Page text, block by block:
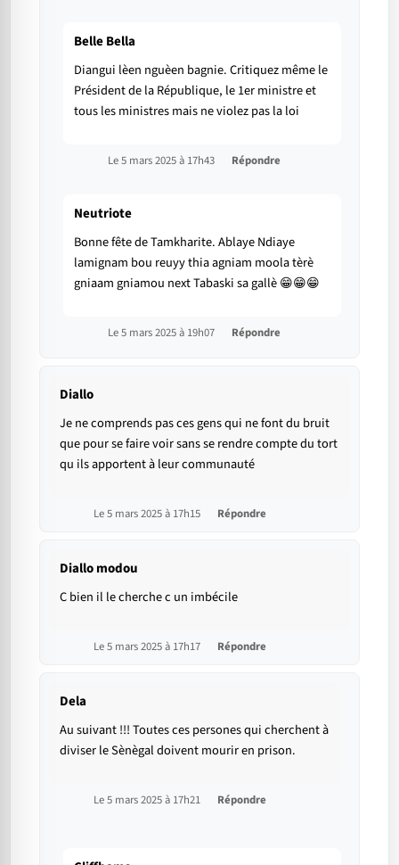
Belle Bella
Diangui lèen nguèen bagnie. Critiquez même le
Président de la République, le 1er ministre et
tous les ministres mais ne violez pas la loi
Le 5 mars 2025 à 17h43 Répondre
Neutriote
Bonne fête de Tamkharite. Ablaye Ndiaye
lamignam bou reuyy thia agniam moola tèrè
gniaam gniamou next Tabaski sa gallè 😁😁😁
Le 5 mars 2025 à 19h07 Répondre
Diallo
Je ne comprends pas ces gens qui ne font du bruit
que pour se faire voir sans se rendre compte du tort
qu ils apportent à leur communauté
Le 5 mars 2025 à 17h15 Répondre
Diallo modou
C bien il le cherche c un imbécile
Le 5 mars 2025 à 17h17 Répondre
Dela
Au suivant !!! Toutes ces persones qui cherchent à
diviser le Sènègal doivent mourir en prison.
Le 5 mars 2025 à 17h21 Répondre